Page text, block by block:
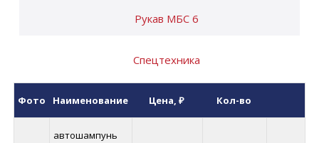
Рукав МБС 6
Спецтехника
Фото Наименование Цена, ₽ Кол-во
автошампунь